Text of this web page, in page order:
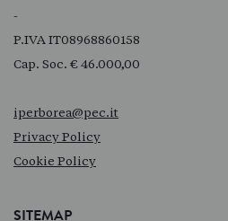
-
P.IVA IT08968860158
Cap. Soc. € 46.000,00
iperborea@pec.it
Privacy Policy
Cookie Policy
SITEMAP